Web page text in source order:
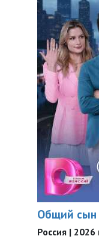
Общий сын
Россия |